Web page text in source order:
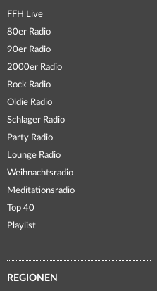
FFH Live
80er Radio
90er Radio
2000er Radio
Rock Radio
Oldie Radio
Schlager Radio
Party Radio
Lounge Radio
Weihnachtsradio
Meditationsradio
Top 40
Playlist
REGIONEN